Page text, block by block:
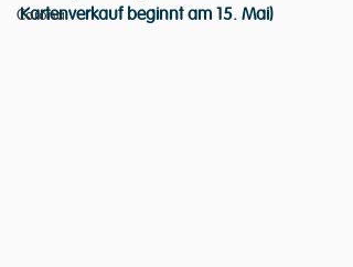
Corona
Kartenverkauf beginnt am 15. Mai)